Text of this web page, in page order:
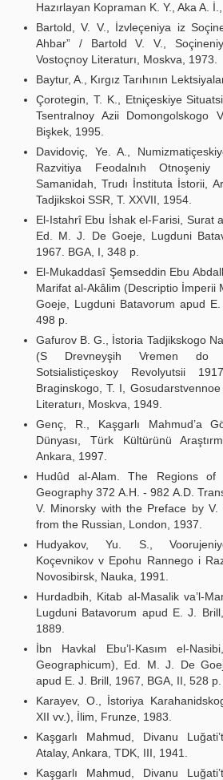
Hazırlayan Kopraman K. Y., Aka A.
Bartold, V. V., İzvleçeniya iz
Ahbar” / Bartold V. V.,
Vostoçnoy Literaturı, Moskva, 1973.
Baytur, A., Kırgız Tarıhının
Çorotegin, T. K., Etniçeskiye
Tsentralnoy Azii Domongolskogo
Bişkek, 1995.
Davidoviç, Ye. A.,
Razvitiya Feodalnıh
Samanidah, Trudı İnstituta İstorii,
Tadjikskoi SSR, T. XXVII, 1954.
El-Istahrî Ebu İshak el-Farisi, Surat
Ed. M. J. De Goeje, Lugduni
1967. BGA, I, 348 p.
El-Mukaddasî Şemseddin Ebu
Marifat al-Akâlim (Descriptio İmperii
Goeje, Lugduni Batavorum apud
498 p.
Gafurov B. G., İstoria Tadjikskogo
(S Drevneyşih Vremen do
Sotsialistiçeskoy Revolyutsii
Braginskogo, T. I,
Literaturı, Moskva, 1949.
Genç, R., Kaşgarlı Mahmud’a
Dünyası, Türk Kültürünü
Ankara, 1997.
Hudûd al-Alam. The Regions
Geography 372 A.H. - 982 A.D.
V. Minorsky with the Preface by V.
from the Russian, London, 1937.
Hudyakov, Yu. S.,
Koçevnikov v Epohu Rannego i
Novosibirsk, Nauka, 1991.
Hurdadbih, Kitab al-Masalik va’l-
Lugduni Batavorum apud E. J.
1889.
İbn Havkal Ebu’l-Kasım el-
Geographicum), Ed. M. J. De
apud E. J. Brill, 1967, BGA, II, 528 p.
Karayev, O., İstoriya
XII vv.), İlim, Frunze, 1983.
Kaşgarlı Mahmud, Divanu
Atalay, Ankara, TDK, III, 1941.
Kaşgarlı Mahmud, Divanu